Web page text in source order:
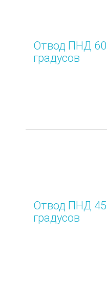
Отвод ПНД 60
градусов
Отвод ПНД 45
градусов